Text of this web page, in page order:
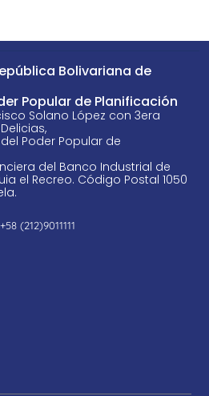
Bolivariana de
Popular de Planificación
Solano López con 3era
Poder Popular de
del Banco Industrial de
el Recreo. Código Postal 1050
​(212)9011111